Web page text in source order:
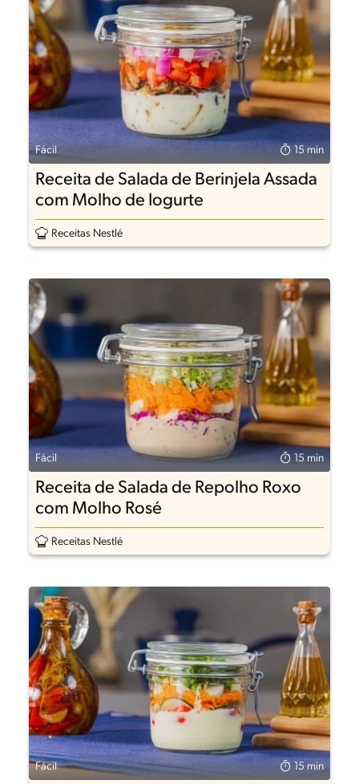
Fácil 15 min
Receita de Salada de Berinjela Assada
com Molho de Iogurte
Receitas Nestlé
Fácil 15 min
Receita de Salada de Repolho Roxo
com Molho Rosé
Receitas Nestlé
Fácil 15 min